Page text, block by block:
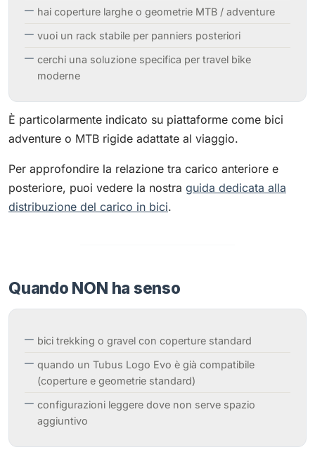
hai coperture larghe o geometrie MTB / adventure
vuoi un rack stabile per panniers posteriori
cerchi una soluzione specifica per travel bike
moderne
È particolarmente indicato su piattaforme come bici
adventure o MTB rigide adattate al viaggio.
Per approfondire la relazione tra carico anteriore e
posteriore, puoi vedere la nostra guida dedicata alla
distribuzione del carico in bici.
Quando NON ha senso
bici trekking o gravel con coperture standard
quando un Tubus Logo Evo è già compatibile
(coperture e geometrie standard)
configurazioni leggere dove non serve spazio
aggiuntivo